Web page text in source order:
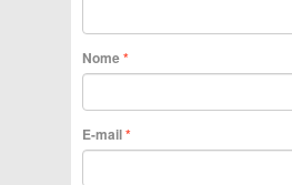
Nome*
E-mail*